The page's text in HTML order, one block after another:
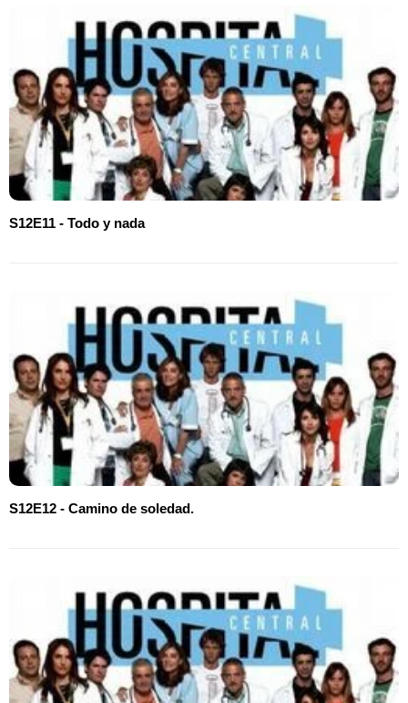
S12E11 - Todo y nada
S12E12 - Camino de soledad.